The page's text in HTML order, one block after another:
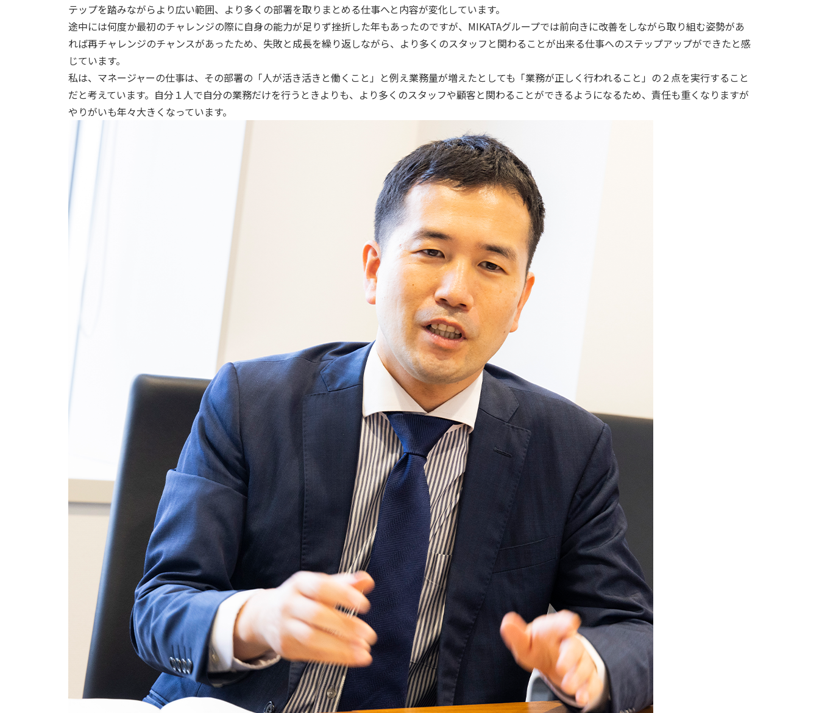
テップを踏みながらより広い範囲、より多くの部署を取りまとめる仕事へと内容が変化しています。
途中には何度か最初のチャレンジの際に自身の能力が足りず挫折した年もあったのですが、MIKATAグループでは前向きに改善をしながら取り組む姿勢があ
れば再チャレンジのチャンスがあったため、失敗と成長を繰り返しながら、より多くのスタッフと関わることが出来る仕事へのステップアップができたと感
じています。
私は、マネージャーの仕事は、その部署の「人が活き活きと働くこと」と例え業務量が増えたとしても「業務が正しく行われること」の２点を実行すること
だと考えています。自分１人で自分の業務だけを行うときよりも、より多くのスタッフや顧客と関わることができるようになるため、責任も重くなりますが
やりがいも年々大きくなっています。